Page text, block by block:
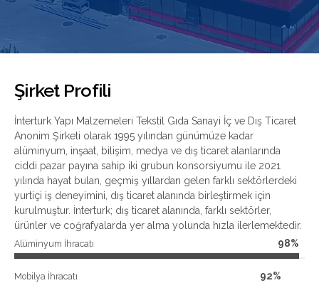
Şirket Profili
İnterturk Yapı Malzemeleri Tekstil Gıda Sanayi İç ve Dış Ticaret
Anonim Şirketi olarak 1995 yılından günümüze kadar
alüminyum, inşaat, bilişim, medya ve dış ticaret alanlarında
ciddi pazar payına sahip iki grubun konsorsiyumu ile 2021
yılında hayat bulan, geçmiş yıllardan gelen farklı sektörlerdeki
yurtiçi iş deneyimini, dış ticaret alanında birleştirmek için
kurulmuştur. İnterturk; dış ticaret alanında, farklı sektörler,
ürünler ve coğrafyalarda yer alma yolunda hızla ilerlemektedir.
Alüminyum İhracatı 98%
Mobilya İhracatı 92%